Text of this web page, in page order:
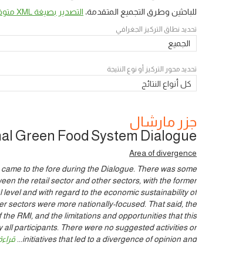
للباحثين وطرق التجميع المتقدمة، التصدير بصيغة XML متوفر هنا
تحديد نطاق التركيز الجغرافي
الجميع
تحديد محور التركيز أو نوع النتيجة
كل أنواع النتائج
جزر مارشال
Green Food System Dialogue
Area of divergence
to the fore during the Dialogue. There was some
the retail sector and other sectors, with the former
and with regard to the economic sustainability of
sectors were more nationally-focused. That said, the
RMI, and the limitations and opportunities that this
participants. There were no suggested activities or
initiatives that led to a divergence of opinion and
...